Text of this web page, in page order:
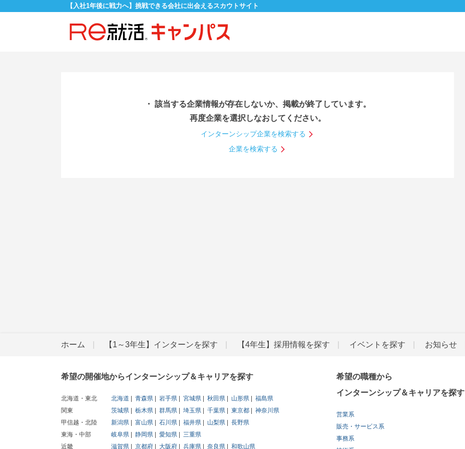
【入社1年後に戦力へ】挑戦できる会社に出会えるスカウトサイト
・ 該当する企業情報が存在しないか、掲載が終了しています。
再度企業を選択しなおしてください。
インターンシップ企業を検索する
企業を検索する
ホーム 【1～3年生】インターンを探す 【4年生】採用情報を探す イベントを探す お知らせ
希望の開催地からインターンシップ＆キャリアを探す
北海道・東北 北海道 青森県 岩手県 宮城県 秋田県 山形県
福島県
関東
茨城県 栃木県 群馬県 埼玉県 千葉県 東京都
神奈川県
甲信越・北陸
新潟県 富山県 石川県 福井県 山梨県
長野県
東海・中部
岐阜県 静岡県 愛知県
三重県
近畿
滋賀県 京都府 大阪府 兵庫県 奈良県 和歌山県
希望の職種から
インターンシップ＆キャリアを探す
営業系
販売・サービス系
事務系